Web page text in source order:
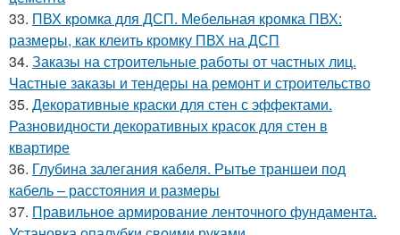
33. ПВХ кромка для ДСП. Мебельная кромка ПВХ:
размеры, как клеить кромку ПВХ на ДСП
34. Заказы на строительные работы от частных лиц.
Частные заказы и тендеры на ремонт и строительство
35. Декоративные краски для стен с эффектами.
Разновидности декоративных красок для стен в
квартире
36. Глубина залегания кабеля. Рытье траншеи под
кабель – расстояния и размеры
37. Правильное армирование ленточного фундамента.